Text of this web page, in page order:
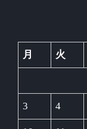
月 火
3 4